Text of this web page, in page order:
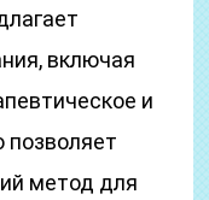
включая
и
позволяет
метод для